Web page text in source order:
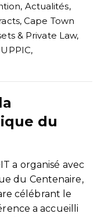
, Actualités,
,Cape Town
& Private Law,
,
du
a organisé avec
du Centenaire,
célébrant le
a accueilli